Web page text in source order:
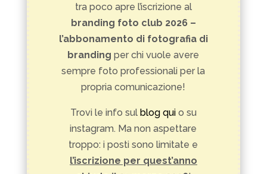
tra poco apre l’iscrizione al
branding foto club 2026 –
l’abbonamento di fotografia di
branding per chi vuole avere
sempre foto professionali per la
propria comunicazione!
Trovi le info sul blog quio su
instagram. Ma non aspettare
troppo: i posti sono limitate e
l’iscrizione per quest’anno